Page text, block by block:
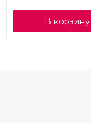
В корзину